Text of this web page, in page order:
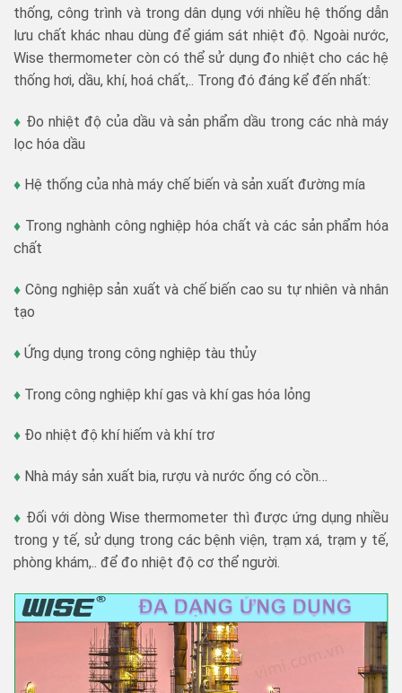
thống, công trình và trong dân dụng với nhiều hệ thống dẫn
lưu chất khác nhau dùng để giám sát nhiệt độ. Ngoài nước,
Wise thermometer còn có thể sử dụng đo nhiệt cho các hệ
thống hơi, dầu, khí, hoá chất,.. Trong đó đáng kể đến nhất:
♦ Đo nhiệt độ của dầu và sản phẩm dầu trong các nhà máy
lọc hóa dầu
♦ Hệ thống của nhà máy chế biến và sản xuất đường mía
♦ Trong nghành công nghiệp hóa chất và các sản phẩm hóa
chất
♦ Công nghiệp sản xuất và chế biến cao su tự nhiên và nhân
tạo
♦ Ứng dụng trong công nghiệp tàu thủy
♦ Trong công nghiệp khí gas và khí gas hóa lỏng
♦ Đo nhiệt độ khí hiếm và khí trơ
♦ Nhà máy sản xuất bia, rượu và nước ống có cồn…
♦ Đối với dòng Wise thermometer thì được ứng dụng nhiều
trong y tế, sử dụng trong các bệnh viện, trạm xá, trạm y tế,
phòng khám,.. để đo nhiệt độ cơ thể người.